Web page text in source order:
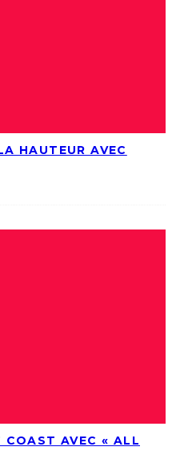
HAUTEUR AVEC
COAST AVEC « ALL